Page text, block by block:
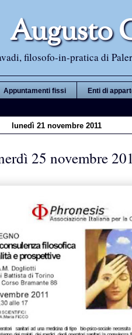
Augusto
filosofo-in-pratica di
Appuntamenti fissi Enti di
lunedì 21 novembre 2011
25 novembre